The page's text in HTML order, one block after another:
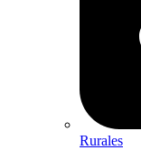
Rurales